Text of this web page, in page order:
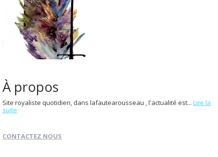
À propos
Site royaliste quotidien, dans lafautearousseau , l'actualité est... Lire la
suite
CONTACTEZ NOUS